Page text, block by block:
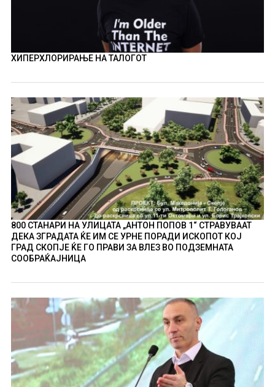
ХИПЕРХЛОРИРАЊЕ НА ТАЛОГОТ
800 СТАНАРИ НА УЛИЦАТА „АНТОН ПОПОВ 1“ СТРАВУВААТ
ДЕКА ЗГРАДАТА ЌЕ ИМ СЕ УРНЕ ПОРАДИ ИСКОПОТ КОЈ
ГРАД СКОПЈЕ ЌЕ ГО ПРАВИ ЗА ВЛЕЗ ВО ПОДЗЕМНАТА
СООБРАЌАЈНИЦА